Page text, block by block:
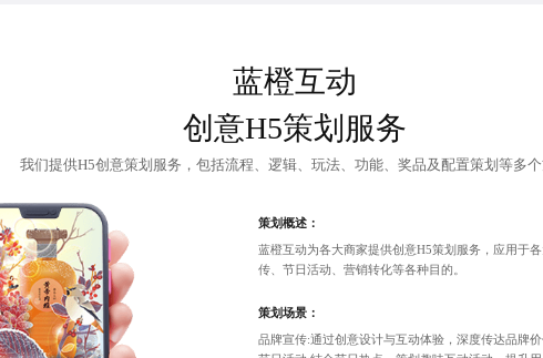
蓝橙互动
创意H5策划服务
我们提供H5创意策划 服务，包括流程、逻辑、玩法、功能、奖品及配置策划等多
策划概述：
蓝橙互动为各大商家提供创意H5策划服务，应用于
传、节日活动、营销转化等各种目的。
策划场景：
品牌宣传:通过创意设计与互动体验，深度传达品牌